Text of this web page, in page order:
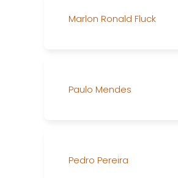
Marlon Ronald Fluck
Paulo Mendes
Pedro Pereira